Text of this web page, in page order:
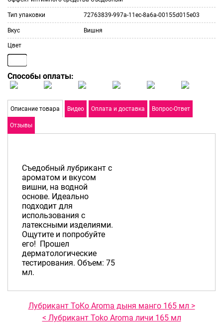
Тип упаковки 72763839-997a-11ec-8a6a-00155d015e03
Вкус Вишня
Цвет
Способы оплаты:
Описание товара Видео Оплата и доставка Вопрос-Ответ
Отзывы
Съедобный лубрикант с
ароматом и вкусом
вишни, на водной
основе. Идеально
подходит для
использования с
латексными изделиями.
Ощутите и попробуйте
его! Прошел
дерматологические
тестирования. Объем: 75
мл.
Лубрикант ToKo Aroma дыня манго 165 мл >
< Лубрикант Toko Aroma личи 165 мл